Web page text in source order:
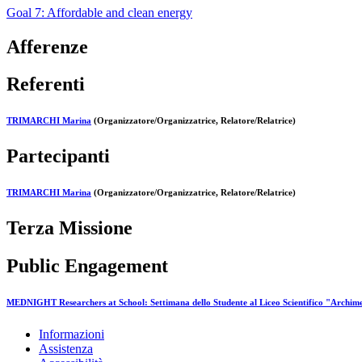
Goal 7: Affordable and clean energy
Afferenze
Referenti
TRIMARCHI Marina (Organizzatore/Organizzatrice, Relatore/Relatrice)
Partecipanti
TRIMARCHI Marina (Organizzatore/Organizzatrice, Relatore/Relatrice)
Terza Missione
Public Engagement
MEDNIGHT Researchers at School: Settimana dello Studente al Liceo Scientifico
Informazioni
Assistenza